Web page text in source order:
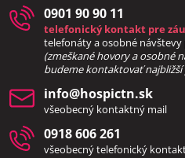
0901 90 90 11
telefonický kontakt pre
telefonáty a osobné návštevy
(zmeškané hovory a osobné
budeme kontaktovať najbližší
info​@hospictn​.sk
všeobecný kontaktný mail
0918 606 261
všeobecný telefonický